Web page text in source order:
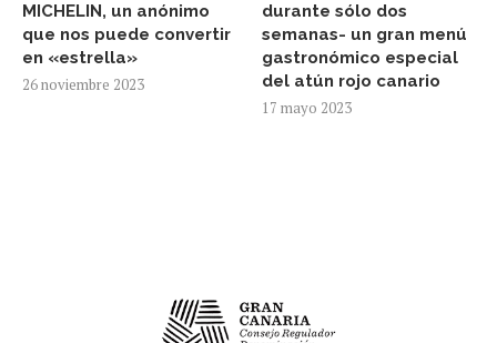
MICHELIN, un anónimo
que nos puede convertir
en «estrella»
26 noviembre 2023
durante sólo dos
semanas- un gran menú
gastronómico especial
del atún rojo canario
17 mayo 2023